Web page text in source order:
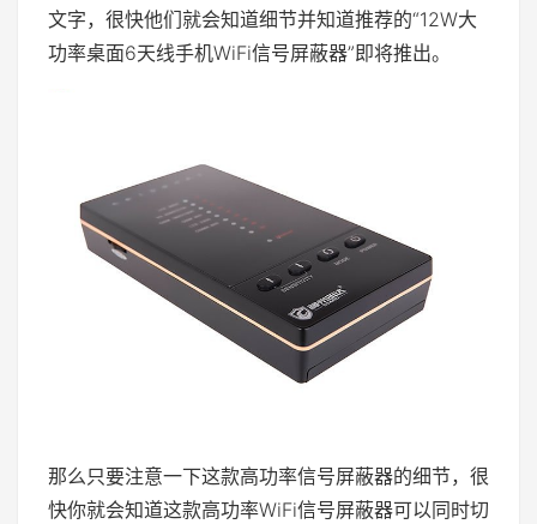
文字，很快他们就会知道细节并知道推荐的“12W大
功率桌面6天线手机WiFi信号屏蔽器”即将推出。
那么只要注意一下这款高功率信号屏蔽器的细节，很
快你就会知道这款高功率WiFi信号屏蔽器可以同时切